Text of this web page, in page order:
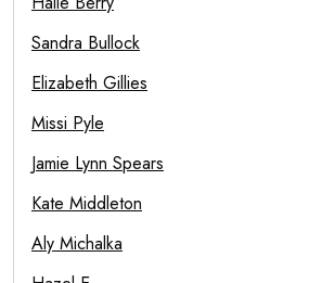
Sandra Bullock
Elizabeth Gillies
Missi Pyle
Jamie Lynn Spears
Kate Middleton
Aly Michalka